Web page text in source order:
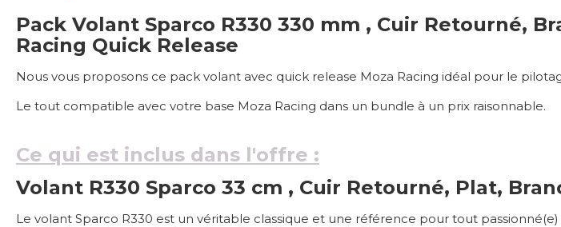
Pack Volant Sparco R330 330 mm , Cuir Retourné,
Racing Quick Release
Nous vous proposons ce pack volant avec quick release Moza Racing idéal pour le
Le tout compatible avec votre base Moza Racing dans un bundle à un prix raisonnable.
Ce qui est inclus dans l'offre :
Volant R330 Sparco 33 cm , Cuir Retourné, Plat,
Le volant Sparco R330 est un véritable classique et une référence pour tout